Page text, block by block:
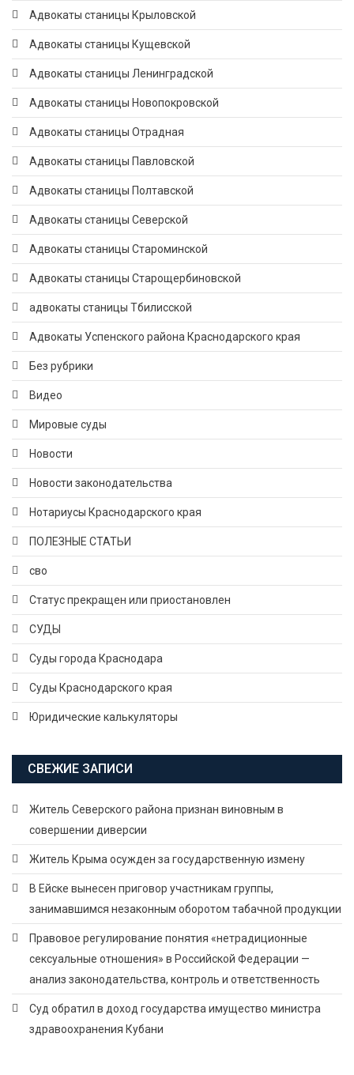
Адвокаты станицы Крыловской
Адвокаты станицы Кущевской
Адвокаты станицы Ленинградской
Адвокаты станицы Новопокровской
Адвокаты станицы Отрадная
Адвокаты станицы Павловской
Адвокаты станицы Полтавской
Адвокаты станицы Северской
Адвокаты станицы Староминской
Адвокаты станицы Старощербиновской
адвокаты станицы Тбилисской
Адвокаты Успенского района Краснодарского края
Без рубрики
Видео
Мировые суды
Новости
Новости законодательства
Нотариусы Краснодарского края
ПОЛЕЗНЫЕ СТАТЬИ
сво
Статус прекращен или приостановлен
СУДЫ
Суды города Краснодара
Суды Краснодарского края
Юридические калькуляторы
СВЕЖИЕ ЗАПИСИ
Житель Северского района признан виновным в
совершении диверсии
Житель Крыма осужден за государственную измену
В Ейске вынесен приговор участникам группы,
занимавшимся незаконным оборотом табачной продукции
Правовое регулирование понятия «нетрадиционные
сексуальные отношения» в Российской Федерации —
анализ законодательства, контроль и ответственность
Суд обратил в доход государства имущество министра
здравоохранения Кубани